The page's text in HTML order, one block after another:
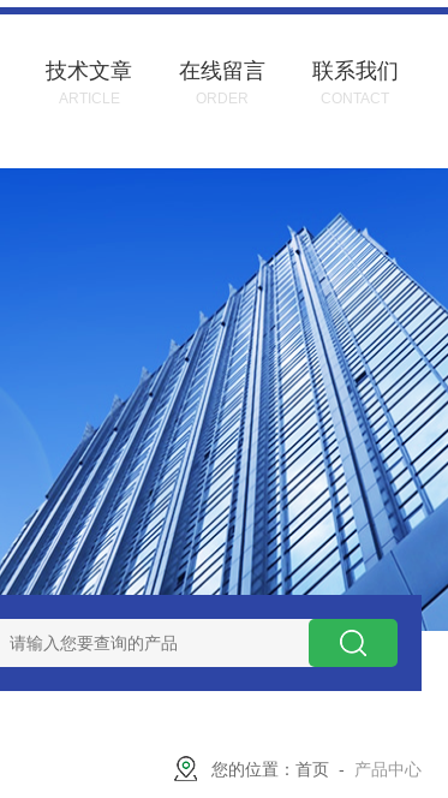
技术文章
ARTICLE
在线留言
ORDER
联系我们
CONTACT
LK康复医院废水处理器设备 LK康复医院污水处理
您的位置： 首页 - 产品中心